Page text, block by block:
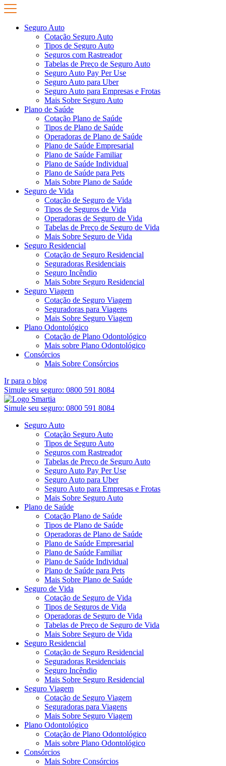
Seguro Auto
Cotação Seguro Auto
Tipos de Seguro Auto
Seguros com Rastreador
Tabelas de Preço de Seguro Auto
Seguro Auto Pay Per Use
Seguro Auto para Uber
Seguro Auto para Empresas e Frotas
Mais Sobre Seguro Auto
Plano de Saúde
Cotação Plano de Saúde
Tipos de Plano de Saúde
Operadoras de Plano de Saúde
Plano de Saúde Empresarial
Plano de Saúde Familiar
Plano de Saúde Individual
Plano de Saúde para Pets
Mais Sobre Plano de Saúde
Seguro de Vida
Cotação de Seguro de Vida
Tipos de Seguros de Vida
Operadoras de Seguro de Vida
Tabelas de Preço de Seguro de Vida
Mais Sobre Seguro de Vida
Seguro Residencial
Cotação de Seguro Residencial
Seguradoras Residenciais
Seguro Incêndio
Mais Sobre Seguro Residencial
Seguro Viagem
Cotação de Seguro Viagem
Seguradoras para Viagens
Mais Sobre Seguro Viagem
Plano Odontológico
Cotação de Plano Odontológico
Mais sobre Plano Odontológico
Consórcios
Mais Sobre Consórcios
Ir para o blog
Simule seu seguro: 0800 591 8084
Simule seu seguro: 0800 591 8084
Seguro Auto
Cotação Seguro Auto
Tipos de Seguro Auto
Seguros com Rastreador
Tabelas de Preço de Seguro Auto
Seguro Auto Pay Per Use
Seguro Auto para Uber
Seguro Auto para Empresas e Frotas
Mais Sobre Seguro Auto
Plano de Saúde
Cotação Plano de Saúde
Tipos de Plano de Saúde
Operadoras de Plano de Saúde
Plano de Saúde Empresarial
Plano de Saúde Familiar
Plano de Saúde Individual
Plano de Saúde para Pets
Mais Sobre Plano de Saúde
Seguro de Vida
Cotação de Seguro de Vida
Tipos de Seguros de Vida
Operadoras de Seguro de Vida
Tabelas de Preço de Seguro de Vida
Mais Sobre Seguro de Vida
Seguro Residencial
Cotação de Seguro Residencial
Seguradoras Residenciais
Seguro Incêndio
Mais Sobre Seguro Residencial
Seguro Viagem
Cotação de Seguro Viagem
Seguradoras para Viagens
Mais Sobre Seguro Viagem
Plano Odontológico
Cotação de Plano Odontológico
Mais sobre Plano Odontológico
Consórcios
Mais Sobre Consórcios